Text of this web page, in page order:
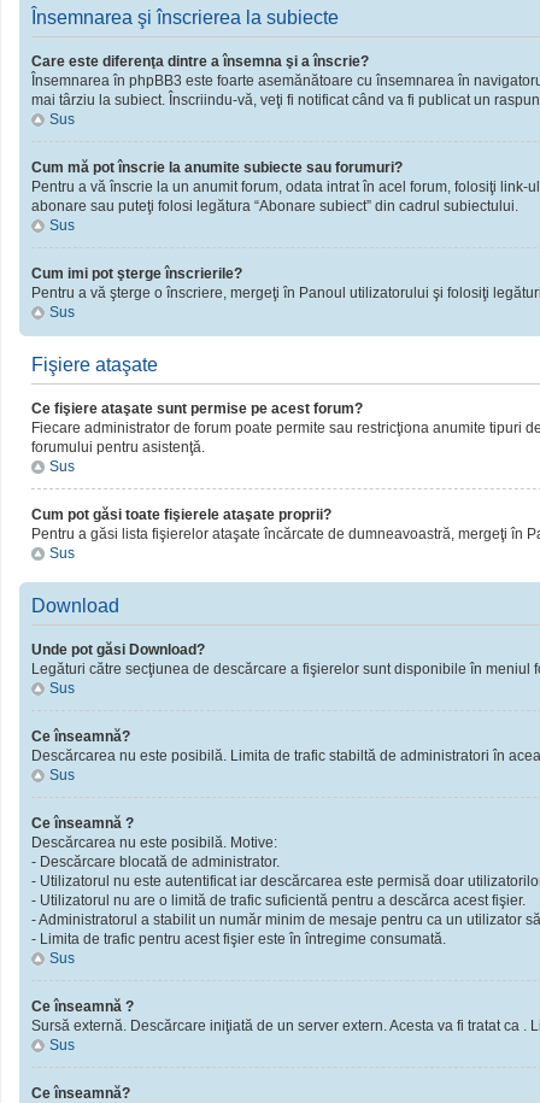
Însemnarea şi înscrierea la subiecte
Care este diferenţa dintre a însemna şi a înscrie?
Însemnarea în phpBB3 este foarte asemănătoare cu însemnarea în
mai târziu la subiect. Înscriindu-vă, veţi fi notificat când va fi publicat un
Sus
Cum mă pot înscrie la anumite subiecte sau forumuri?
Pentru a vă înscrie la un anumit forum, odata intrat în acel forum, folosiţi
abonare sau puteţi folosi legătura “Abonare subiect” din cadrul subiectului.
Sus
Cum imi pot şterge înscrierile?
Pentru a vă şterge o înscriere, mergeţi în Panoul utilizatorului şi folosiţi
Sus
Fişiere ataşate
Ce fişiere ataşate sunt permise pe acest forum?
Fiecare administrator de forum poate permite sau restricţiona anumite tipuri
forumului pentru asistenţă.
Sus
Cum pot găsi toate fişierele ataşate proprii?
Pentru a găsi lista fişierelor ataşate încărcate de dumneavoastră, mergeţi în
Sus
Download
Unde pot găsi Download?
Legături către secţiunea de descărcare a fişierelor sunt disponibile în meniul
Sus
Ce înseamnă?
Descărcarea nu este posibilă. Limita de trafic stabiltă de administratori în
Sus
Ce înseamnă ?
Descărcarea nu este posibilă. Motive:
- Descărcare blocată de administrator.
- Utilizatorul nu este autentificat iar descărcarea este permisă doar
- Utilizatorul nu are o limită de trafic suficientă pentru a descărca acest fişier.
- Administratorul a stabilit un număr minim de mesaje pentru ca un utilizator
- Limita de trafic pentru acest fişier este în întregime consumată.
Sus
Ce înseamnă ?
Sursă externă. Descărcare iniţiată de un server extern. Acesta va fi tratat ca
Sus
Ce înseamnă?